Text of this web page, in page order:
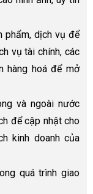
phẩm, dịch vụ để
vụ tài chính, các
hàng hoá để mở
và ngoài nước
để cập nhật cho
kinh doanh của
quá trình giao